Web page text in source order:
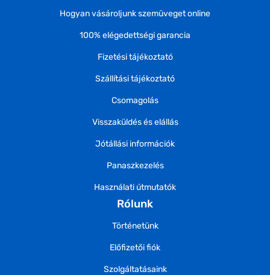
Hogyan vásároljunk szemüveget online
100% elégedettségi garancia
Fizetési tájékoztató
Szállítási tájékoztató
Csomagolás
Visszaküldés és elállás
Jótállási információk
Panaszkezelés
Használati útmutatók
Rólunk
Történetünk
Előfizetői fiók
Szolgáltatásaink